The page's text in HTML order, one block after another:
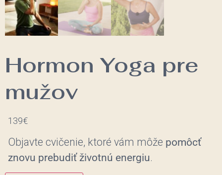
Hormon Yoga pre
mužov
139€
Objavte cvičenie, ktoré vám môže pomôcť
znovu prebudiť životnú energiu.